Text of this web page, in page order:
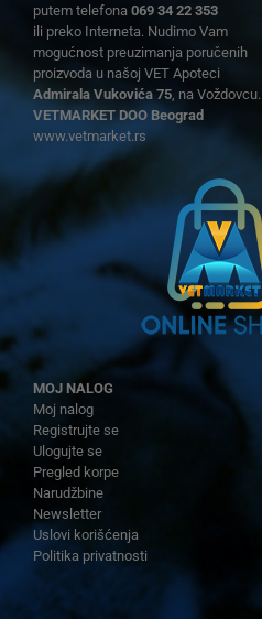
putem telefona 069 34 22 353
ili preko Interneta. Nudimo Vam
mogućnost preuzimanja poručenih
proizvoda u našoj VET Apoteci
Admirala Vukovića 75, na Voždovcu.
VETMARKET DOO Beograd
www.vetmarket.rs
MOJ NALOG
Moj nalog
Registrujte se
Ulogujte se
Pregled korpe
Narudžbine
Newsletter
Uslovi korišćenja
Politika privatnosti